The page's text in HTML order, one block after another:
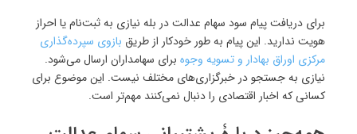
برای دریافت پیام سود سهام عدالت در بله نیازی به ثبت‌نام یا احراز
هویت ندارید. این پیام به طور خودکار از طریق بازوی سپرده‌گذاری
مرکزی اوراق بهادار و تسویه وجوه برای سهامداران ارسال می‌شود.
نیازی به جستجو در خبرگزاری‌های مختلف نیست. این موضوع برای
کسانی که اخبار اقتصادی را دنبال نمی‌کنند مهم‌تر است.